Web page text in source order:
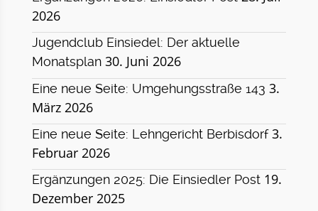
2026
Jugendclub Einsiedel: Der aktuelle
Monatsplan 30. Juni 2026
Eine neue Seite: Umgehungsstraße 143 3.
März 2026
Eine neue Seite: Lehngericht Berbisdorf 3.
Februar 2026
Ergänzungen 2025: Die Einsiedler Post 19.
Dezember 2025